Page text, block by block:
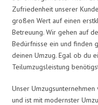
Zufriedenheit unserer
großen Wert auf einen
Betreuung. Wir gehen auf
Bedürfnisse ein und finden
deinen Umzug. Egal ob du
Teilumzugsleistung
Unser
und ist mit modernster